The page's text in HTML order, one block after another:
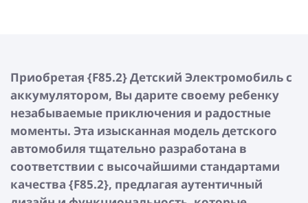
Приобретая {F85.2} Детский Электромобиль с
аккумулятором, Вы дарите своему ребенку
незабываемые приключения и радостные
моменты. Эта изысканная модель детского
автомобиля тщательно разработана в
соответствии с высочайшими стандартами
качества {F85.2}, предлагая аутентичный